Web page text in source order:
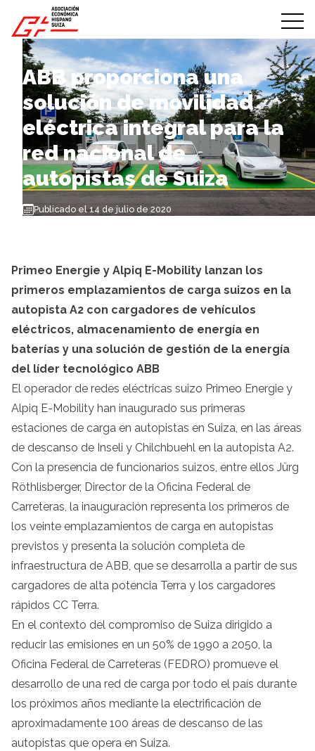
Skip to content
ABB proporciona una
solución de movilidad
eléctrica integral para la
red nacional de
autopistas de Suiza
Publicado el 14 de julio de 2020
Primeo Energie y Alpiq E-Mobility lanzan los
primeros emplazamientos de carga suizos en la
autopista A2 con cargadores de vehículos
eléctricos, almacenamiento de energía en
baterías y una solución de gestión de la energía
del líder tecnológico ABB
El operador de redes eléctricas suizo Primeo Energie y
Alpiq E-Mobility han inaugurado sus primeras
estaciones de carga en autopistas en Suiza, en las áreas
de descanso de Inseli y Chilchbuehl en la autopista A2.
Con la presencia de funcionarios suizos, entre ellos Jürg
Röthlisberger, Director de la Oficina Federal de
Carreteras, la inauguración representa los primeros de
los veinte emplazamientos de carga en autopistas
previstos y presenta la solución completa de
infraestructura de ABB, que se desarrolla a partir de sus
cargadores de alta potencia Terra y los cargadores
rápidos CC Terra.
En el contexto del compromiso de Suiza dirigido a
reducir las emisiones en un 50% de 1990 a 2050, la
Oficina Federal de Carreteras (FEDRO) promueve el
desarrollo de una red de carga por todo el país durante
los próximos años mediante la electrificación de
aproximadamente 100 áreas de descanso de las
autopistas que opera en Suiza.